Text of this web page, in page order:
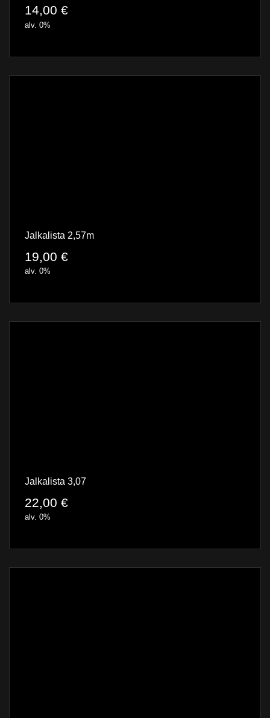
14,00 €
alv. 0%
Jalkalista 2,57m
19,00 €
alv. 0%
Jalkalista 3,07
22,00 €
alv. 0%